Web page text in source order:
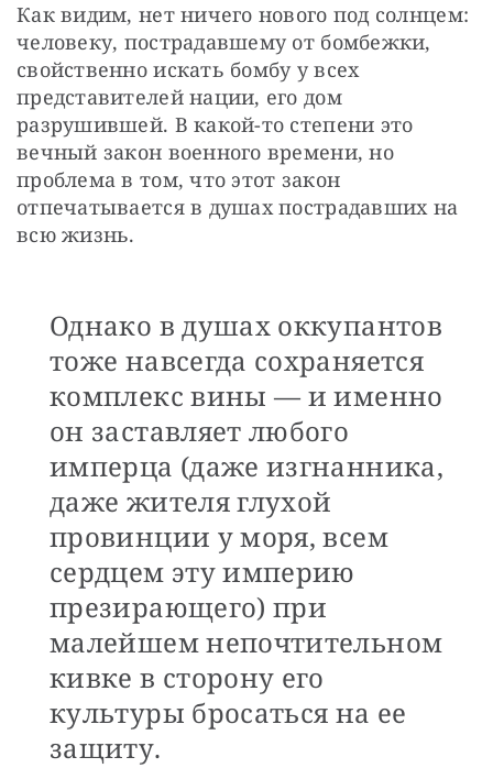
Как видим, нет ничего нового под солнцем:
человеку, пострадавшему от бомбежки,
свойственно искать бомбу у всех
представителей нации, его дом
разрушившей. В какой-то степени это
вечный закон военного времени, но
проблема в том, что этот закон
отпечатывается в душах пострадавших на
всю жизнь.
Однако в душах оккупантов
тоже навсегда сохраняется
комплекс вины — и именно
он заставляет любого
имперца (даже изгнанника,
даже жителя глухой
провинции у моря, всем
сердцем эту империю
презирающего) при
малейшем непочтительном
кивке в сторону его
культуры бросаться на ее
защиту.